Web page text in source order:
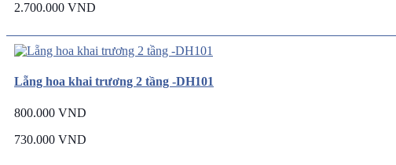
2.700.000 VND
Lẵng hoa khai trương 2 tầng -DH101
800.000 VND
730.000 VND